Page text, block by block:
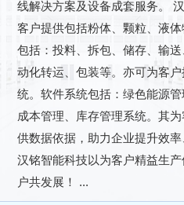
线解决方案及设备成套服务。
客户提供包括粉体、颗粒、液
包括：投料、拆包、储存、输
动化转运、包装等。亦可为客
统。软件系统包括：绿色能源管
成本管理、库存管理系统。其
供数据依据，助力企业提升效率
汉铭智能科技以为客户精益生
户共发展！ ...